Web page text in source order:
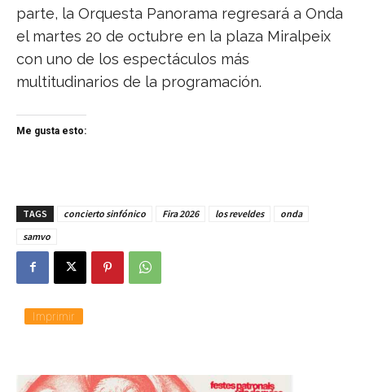
parte, la Orquesta Panorama regresará a Onda
el martes 20 de octubre en la plaza Miralpeix
con uno de los espectáculos más
multitudinarios de la programación.
Me gusta esto:
TAGS concierto sinfónico Fira 2026 los reveldes
onda
samvo
Imprimir